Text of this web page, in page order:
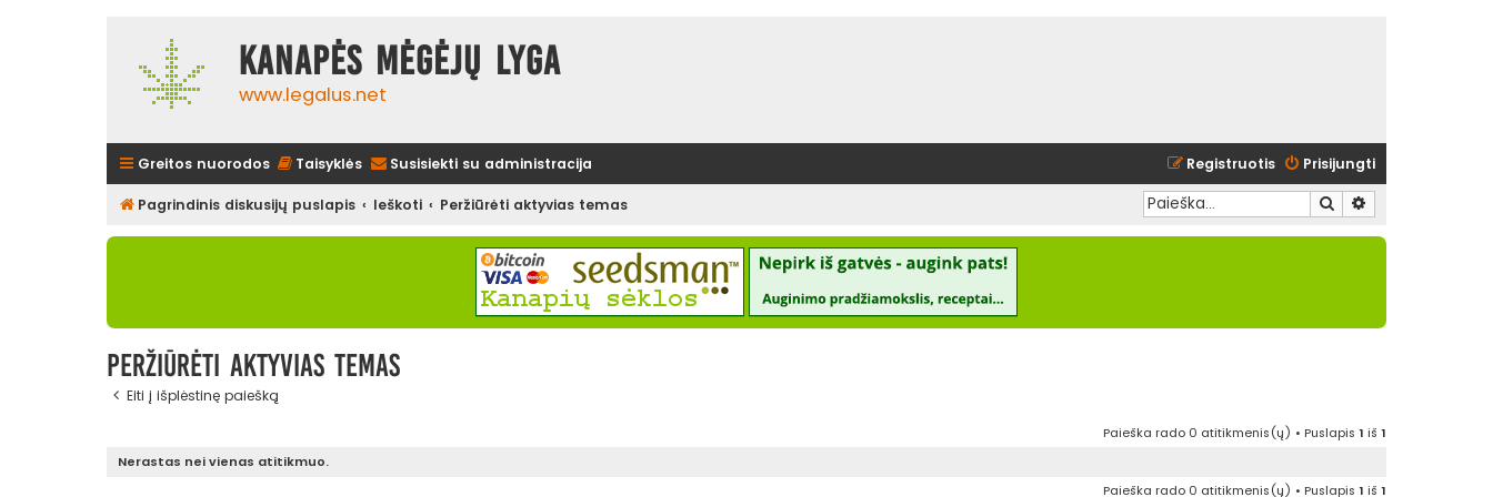
Kanapės mėgėjų lyga
www.legalus.net
Greitos nuorodos Taisyklės Susisiekti su administracija Prisijungti
Registruotis
Pagrindinis diskusijų puslapis Ieškoti Peržiūrėti aktyvias temas Ieškoti
Peržiūrėti aktyvias temas
Eiti į išplėstinę paiešką
Paieška rado 0 atitikmenis(ų) • Puslapis 1 iš 1
Nerastas nei vienas atitikmuo.
Paieška rado 0 atitikmenis(ų) • Puslapis 1 iš 1